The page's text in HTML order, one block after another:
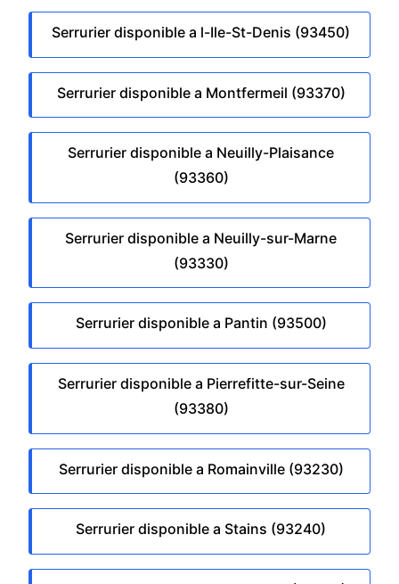
Serrurier disponible a l-Ile-St-Denis (93450)
Serrurier disponible a Montfermeil (93370)
Serrurier disponible a Neuilly-Plaisance
(93360)
Serrurier disponible a Neuilly-sur-Marne
(93330)
Serrurier disponible a Pantin (93500)
Serrurier disponible a Pierrefitte-sur-Seine
(93380)
Serrurier disponible a Romainville (93230)
Serrurier disponible a Stains (93240)